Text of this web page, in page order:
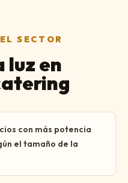
SECTOR
luz en
con más potencia
el tamaño de la